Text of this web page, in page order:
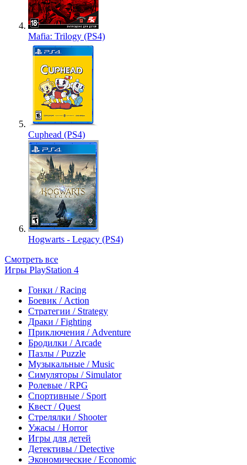
Mafia: Trilogy (PS4)
Cuphead (PS4)
Hogwarts - Legacy (PS4)
Смотреть все
Игры PlayStation 4
Гонки / Racing
Боевик / Action
Стратегии / Strategy
Драки / Fighting
Приключения / Adventure
Бродилки / Arcade
Пазлы / Puzzle
Музыкальные / Music
Симуляторы / Simulator
Ролевые / RPG
Спортивные / Sport
Квест / Quest
Стрелялки / Shooter
Ужасы / Horror
Игры для детей
Детективы / Detective
Экономические / Economic